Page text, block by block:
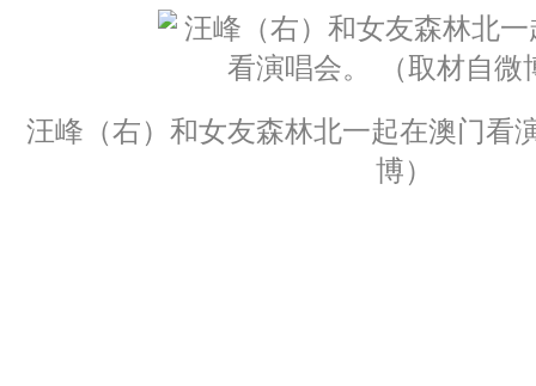
汪峰（右）和女友森林北一起在澳门看
博）